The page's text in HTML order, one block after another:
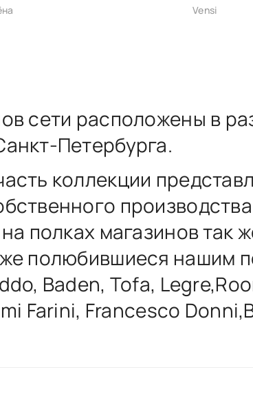
Vensi
сети расположены в
Петербурга.
коллекции
полках магазинов так
полюбившиеся нашим
Baden, Tofa,
Farini, Francesco